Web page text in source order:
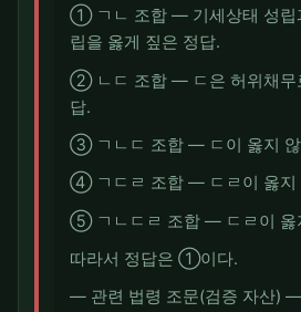
① ㄱㄴ 조합 — 기세상태 성립
립을 옳게 짚은 정답.
② ㄴㄷ 조합 — ㄷ은 허위채무
답.
③ ㄱㄴㄷ 조합 — ㄷ이 옳지 않
④ ㄱㄷㄹ 조합 — ㄷㄹ이 옳지
⑤ ㄱㄴㄷㄹ 조합 — ㄷㄹ이 옳
따라서 정답은 ①이다.
― 관련 법령 조문(검증 자산) ―